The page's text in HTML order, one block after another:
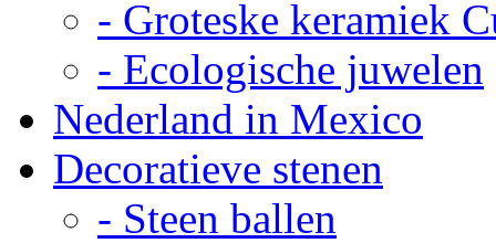
- Groteske keramiek
- Ecologische juwelen
Nederland in Mexico
Decoratieve stenen
- Steen ballen